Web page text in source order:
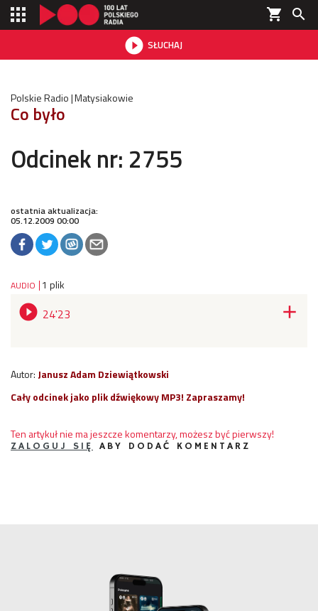
shopping_cart 
 SŁUCHAJ

Polskie Radio Matysiakowie
Co było
Odcinek nr: 2755
ostatnia aktualizacja:
05.12.2009 00:00
AUDIO 1 plik
 24'23 
Autor: Janusz Adam Dziewiątkowski
Cały odcinek jako plik dźwiękowy MP3! Zapraszamy!
Ten artykuł nie ma jeszcze komentarzy, możesz być pierwszy!
ZALOGUJ SIĘ ABY DODAĆ KOMENTARZ